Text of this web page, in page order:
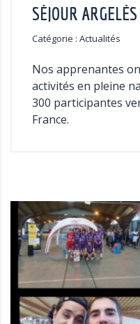
SÉJOUR
Catégorie : Actualités
Nos apprenantes
activités en pleine
300 participantes
France.